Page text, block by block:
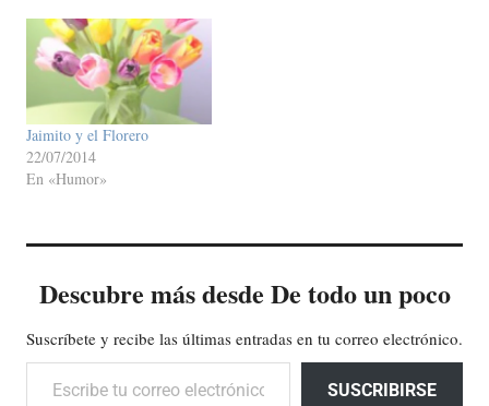
los años, hijo, con los años.
En la clase de español la
maestra le…
Jaimito y el Florero
22/07/2014
En «Humor»
Descubre más desde De todo un poco
Suscríbete y recibe las últimas entradas en tu correo electrónico.
Escribe tu correo electrónico…
SUSCRIBIRSE